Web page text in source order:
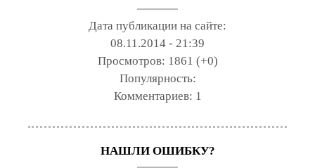
Дата публикации на сайте:
08.11.2014 - 21:39
Просмотров: 1861 (+0)
Популярность:
Комментариев: 1
НАШЛИ ОШИБКУ?